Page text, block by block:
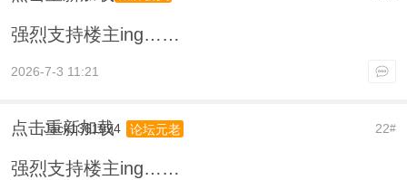
强烈支持楼主ing……
2026-7-3 11:21
点击重新加载 22#
Jack1361994 论坛元老
强烈支持楼主ing……